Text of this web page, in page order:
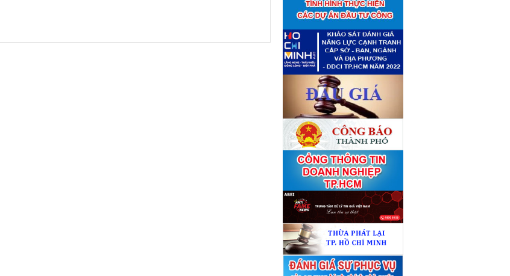
Thuê đơn vị tư vấn thẩm định
giá tài sản theo 09 Yêu cầu
định giá tài sản (04/08)
■ Quyết định số 4489/QĐ-
UBND ngày 21 tháng 7 năm
2026 của Ủy ban nhân dân
Thành phố về việc công bố
danh mục thủ tục hành chính
bị bãi bỏ lĩnh vực Công nghệ
thông tin thuộc phạm vi chức
năng quản lý của Sở Tài
chính (27/07)
Quyết định số 4477/QĐ-
UBND ngày 20 tháng 7 năm
2026 của Ủy ban nhân dân
Thành phố về việc công bố
danh mục thủ tục hành chính
nội bộ mới ban hành lĩnh vực
Công nghệ thông tin thuộc
phạm vi chức năng quản lý
của Sở Tài chính (27/07)
■ Thuê đơn vị tư vấn thẩm định
giá số C45701 (lần 2)
(27/07)
Thuê đơn vị tư vấn thẩm định
giá số 38965
(27/07)